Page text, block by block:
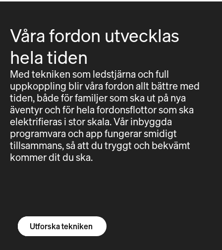
Våra fordon utvecklas
hela tiden
Med tekniken som ledstjärna och full
uppkoppling blir våra fordon allt bättre med
tiden, både för familjer som ska ut på nya
äventyr och för hela fordonsflottor som ska
elektrifieras i stor skala. Vår inbyggda
programvara och app fungerar smidigt
tillsammans, så att du tryggt och bekvämt
kommer dit du ska.
Utforska R1S
Utforska R1T
Utforska skåpbilar
Utforska tekniken